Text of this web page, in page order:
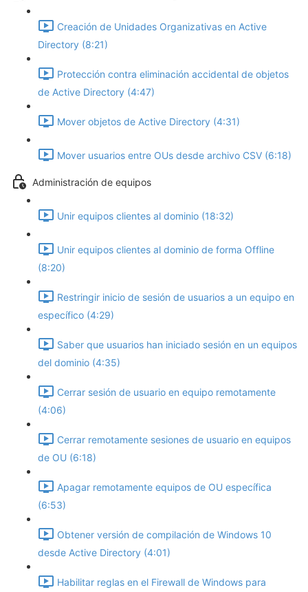
Creación de Unidades Organizativas en Active
Directory (8:21)
Protección contra eliminación accidental de objetos
de Active Directory (4:47)
Mover objetos de Active Directory (4:31)
Mover usuarios entre OUs desde archivo CSV (6:18)
Administración de equipos
Unir equipos clientes al dominio (18:32)
Unir equipos clientes al dominio de forma Offline
(8:20)
Restringir inicio de sesión de usuarios a un equipo en
específico (4:29)
Saber que usuarios han iniciado sesión en un equipos
del dominio (4:35)
Cerrar sesión de usuario en equipo remotamente
(4:06)
Cerrar remotamente sesiones de usuario en equipos
de OU (6:18)
Apagar remotamente equipos de OU específica
(6:53)
Obtener versión de compilación de Windows 10
desde Active Directory (4:01)
Habilitar reglas en el Firewall de Windows para